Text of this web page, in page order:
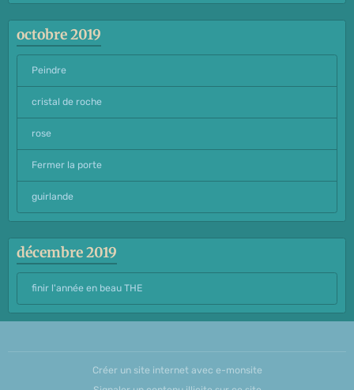
octobre 2019
Peindre
cristal de roche
rose
Fermer la porte
guirlande
décembre 2019
finir l'année en beau THE
Créer un site internet avec e-monsite